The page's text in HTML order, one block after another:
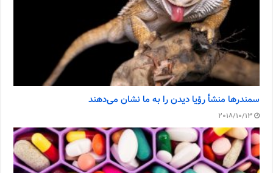
سمندرها منشأ رؤیا دیدن را به ما نشان می‌دهند
2018/10/13